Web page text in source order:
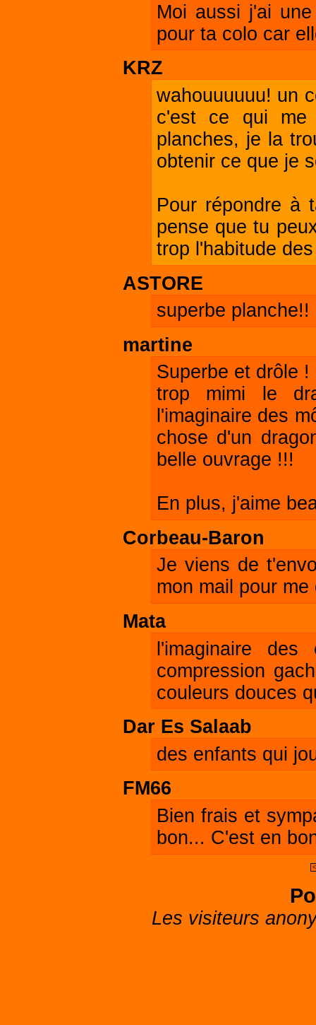
Moi aussi j'ai
pour ta colo car
KRZ
wahouuuuuu! un
c'est ce qui me
planches, je la
obtenir ce que je
Pour répondre à
pense que tu
trop l'habitude
ASTORE
superbe planche!!
martine
Superbe et drôle !
trop mimi le
l'imaginaire des
chose d'un
belle ouvrage !!!
En plus, j'aime
Corbeau-Baron
Je viens de
mon mail pour
Mata
l'imaginaire
compression
couleurs douces
Dar Es Salaab
des enfants qui
FM66
Bien frais et
bon... C'est en
Les visiteurs